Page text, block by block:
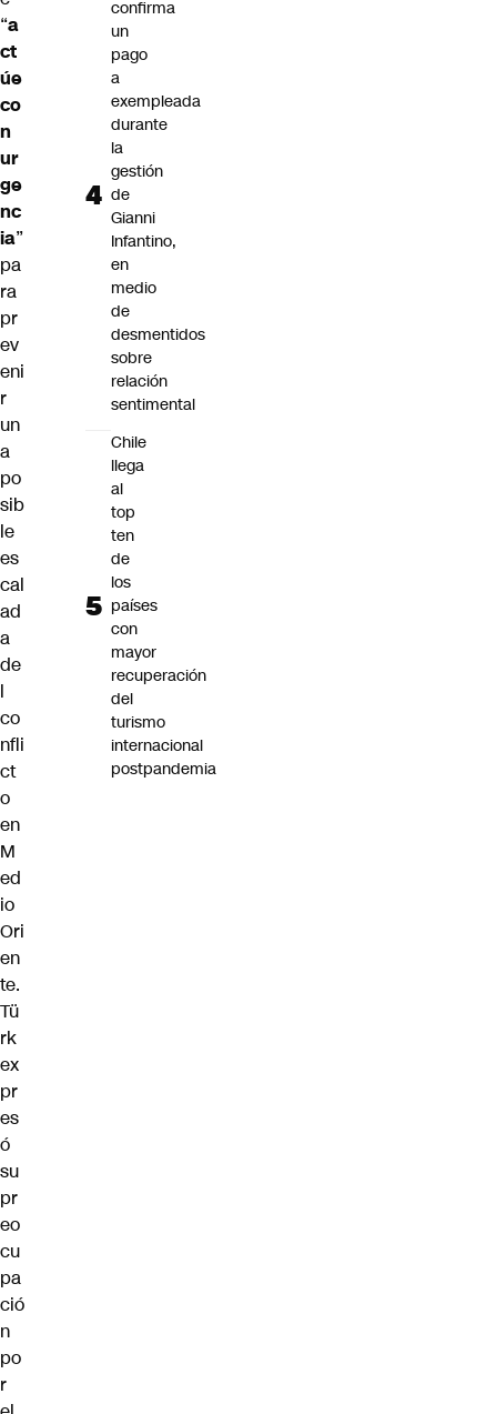
“a
ct
úe
co
n
ur
ge
nc
ia”
pa
ra
pr
ev
eni
r
un
a
po
sib
le
es
cal
ad
a
de
l
co
nfli
ct
o
en
M
ed
io
Ori
en
te.
Tü
rk
ex
pr
es
ó
su
pr
eo
cu
pa
ció
n
po
r
confirma
un
pago
a
exempleada
durante
la
gestión
de
Gianni
Infantino,
en
medio
de
desmentidos
sobre
relación
sentimental
Chile
llega
al
top
ten
de
los
países
con
mayor
recuperación
del
turismo
internacional
postpandemia